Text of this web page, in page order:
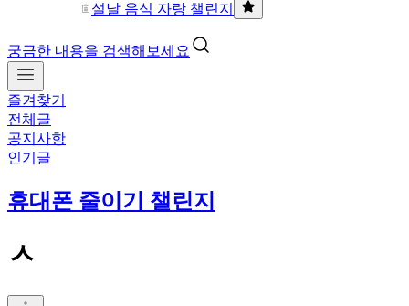
설날 음식 자랑 챌린지
궁금한 내용을 검색해보세요
즐겨찾기
전체글
공지사항
인기글
휴대폰 줄이기 챌린지
ㅅ